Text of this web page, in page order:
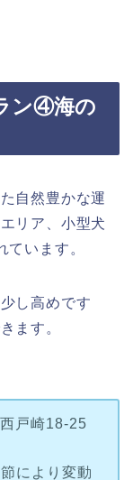
ン④海の
リア、小型犬
ています。
ます。
より変動